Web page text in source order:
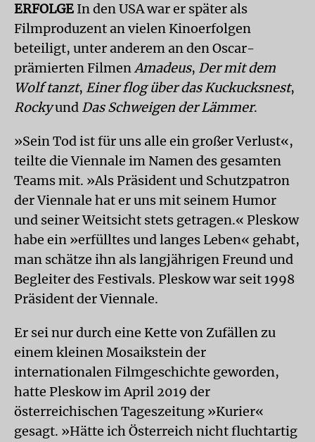
ERFOLGE In den USA war er später als
Filmproduzent an vielen Kinoerfolgen
beteiligt, unter anderem an den Oscar-
prämierten FilmenAmadeus, Der mit dem
Wolf tanzt, Einer flog über das Kuckucksnest,
Rockyund Das Schweigen der Lämmer.
»Sein Tod ist für uns alle ein großer Verlust«,
teilte die Viennale im Namen des gesamten
Teams mit. »Als Präsident und Schutzpatron
der Viennale hat er uns mit seinem Humor
und seiner Weitsicht stets getragen.« Pleskow
habe ein »erfülltes und langes Leben« gehabt,
man schätze ihn als langjährigen Freund und
Begleiter des Festivals. Pleskow war seit 1998
Präsident der Viennale.
Er sei nur durch eine Kette von Zufällen zu
einem kleinen Mosaikstein der
internationalen Filmgeschichte geworden,
hatte Pleskow im April 2019 der
österreichischen Tageszeitung »Kurier«
gesagt. »Hätte ich Österreich nicht fluchtartig